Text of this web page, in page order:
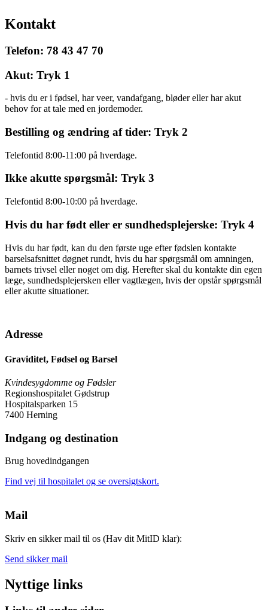
Kontakt
Telefon: 78 43 47 70
Akut: Tryk 1
- hvis du er i fødsel, har veer, vandafgang, bløder eller har akut
behov for at tale med en jordemoder.
Bestilling og ændring af tider: Tryk 2
Telefontid 8:00-11:00 på hverdage.
Ikke akutte spørgsmål: Tryk 3
Telefontid 8:00-10:00 på hverdage.
Hvis du har født eller er sundhedsplejerske: Tryk 4
Hvis du har født, kan du den første uge efter fødslen kontakte
barselsafsnittet døgnet rundt, hvis du har spørgsmål om amningen,
barnets trivsel eller noget om dig. Herefter skal du kontakte din egen
læge, sundhedsplejersken eller vagtlægen, hvis der opstår spørgsmål
eller akutte situationer.
Adresse
Graviditet, Fødsel og Barsel
Kvindesygdomme og Fødsler
Regionshospitalet Gødstrup
Hospitalsparken 15
7400 Herning
Indgang og destination
Brug hovedindgangen
Find vej til hospitalet og se oversigtskort.
Mail
Skriv en sikker mail til os (Hav dit MitID klar):
Send sikker mail
Nyttige links